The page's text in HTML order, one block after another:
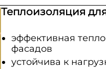
Теплоизоляция
эффективная
фасадов
устойчива к